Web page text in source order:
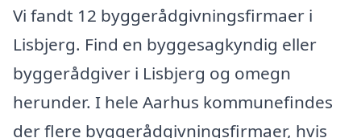
Vi fandt 12 byggerådgivningsfirmaer i
Lisbjerg. Find en byggesagkyndig eller
byggerådgiver i Lisbjerg og omegn
herunder. I hele Aarhus kommunefindes
der flere byggerådgivningsfirmaer, hvis